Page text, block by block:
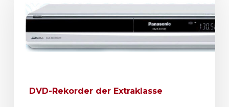
DVD-Rekorder der Extraklasse